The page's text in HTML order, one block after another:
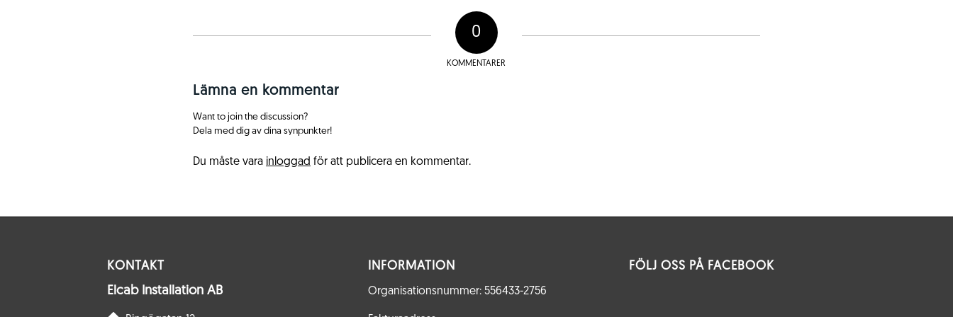
0
KOMMENTARER
Lämna en kommentar
Want to join the discussion?
Dela med dig av dina synpunkter!
Du måste vara inloggad för att publicera en kommentar.
KONTAKT
Elcab Installation AB
INFORMATION
Organisationsnummer: 556433-2756
FÖLJ OSS PÅ FACEBOOK